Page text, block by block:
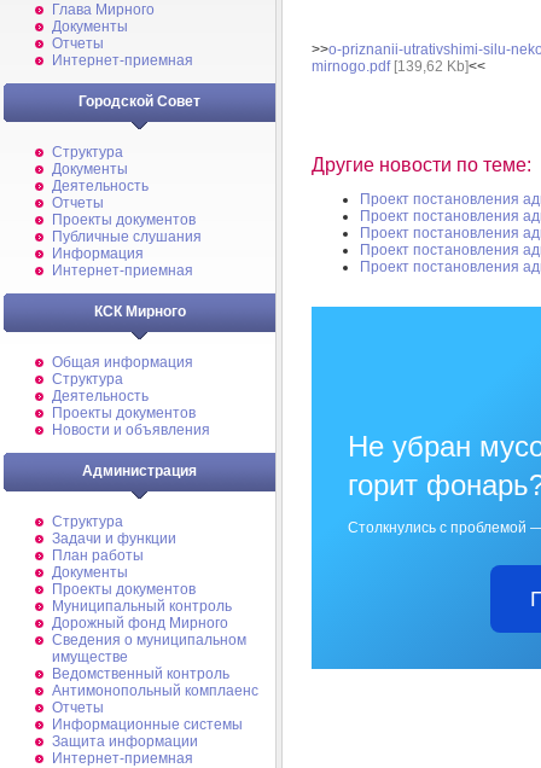
Глава Мирного
Документы
Отчеты
Интернет-приемная
Городской Совет
Структура
Документы
Деятельность
Отчеты
Проекты документов
Публичные слушания
Информация
Интернет-приемная
КСК Мирного
Общая информация
Структура
Деятельность
Проекты документов
Новости и объявления
Администрация
Структура
Задачи и функции
План работы
Документы
Проекты документов
Муниципальный контроль
Дорожный фонд Мирного
Cведения о муниципальном
имуществе
Ведомственный контроль
Антимонопольный комплаенс
Отчеты
Информационные системы
Защита информации
Интернет-приемная
>>o-priznanii-utrativshimi-silu-
mirnogo.pdf[139,62 Kb]<<
Другие новости по теме:
Проект постановления
Проект постановления
Проект постановления
Проект постановления
Проект постановления
Не убран
горит
Столкнулись с проблемой